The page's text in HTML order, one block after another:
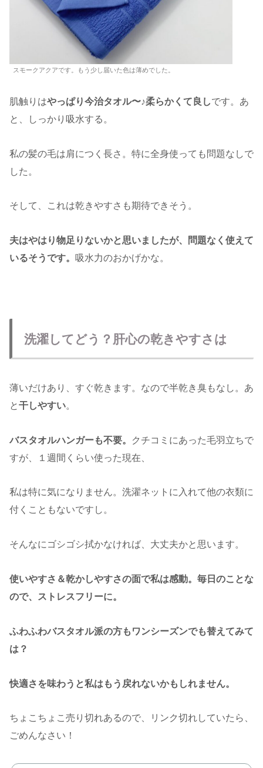
スモークアクアです。もう少し届いた色は薄めでした。
肌触りはやっぱり今治タオル〜♪柔らかくて良しです。あ
と、しっかり吸水する。
私の髪の毛は肩につく長さ。特に全身使っても問題なしで
した。
そして、これは乾きやすさも期待できそう。
夫はやはり物足りないかと思いましたが、問題なく使えて
いるそうです。
吸水力のおかげかな。
洗濯してどう？肝心の乾きやすさは
薄いだけあり、すぐ乾きます。なので半乾き臭もなし。あ
と干しやすい。
バスタオルハンガーも不要。
クチコミにあった毛羽立ちで
すが、１週間くらい使った現在、
私は特に気になりません。洗濯ネットに入れて他の衣類に
付くこともないですし。
そんなにゴシゴシ拭かなければ、大丈夫かと思います。
使いやすさ＆乾かしやすさの面で私は感動。毎日のことな
ので、ストレスフリーに。
ふわふわバスタオル派の方もワンシーズンでも替えてみて
は？
快適さを味わうと私はもう戻れないかもしれません。
ちょこちょこ売り切れあるので、リンク切れしていたら、
ごめんなさい！